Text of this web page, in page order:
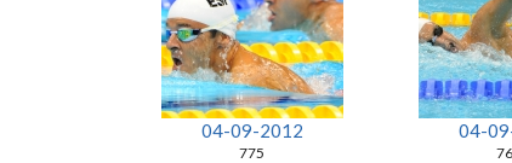
04-09-2012
775
04-